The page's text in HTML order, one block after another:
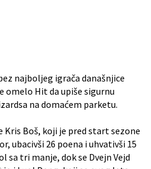
najboljeg igrača današnjice
omelo Hit da upiše sigurnu
na domaćem parketu.
Kris Boš, koji je pred start sezone
ubacivši 26 poena i uhvativši 15
sa tri manje, dok se Dvejn Vejd